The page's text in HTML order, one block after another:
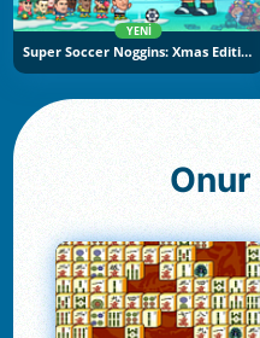
YENI
Super Soccer Noggins: Xmas Edition
Onur